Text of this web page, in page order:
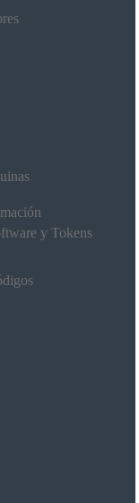
y Tokens